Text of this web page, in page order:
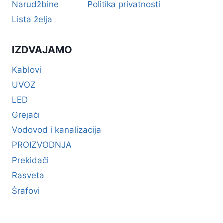
Narudžbine
Lista želja
Politika privatnosti
IZDVAJAMO
Kablovi
UVOZ
LED
Grejači
Vodovod i kanalizacija
PROIZVODNJA
Prekidači
Rasveta
Šrafovi